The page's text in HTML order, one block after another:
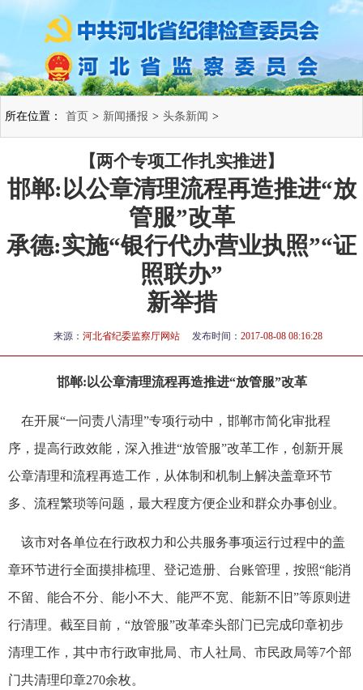
所在位置： 首页 > 新闻播报 > 头条新闻 >
【两个专项工作扎实推进】
邯郸:以公章清理流程再造推进“放
管服”改革
承德:实施“银行代办营业执照”“证
照联办”
新举措
来源： 河北省纪委监察厅网站 发布时间： 2017-08-08 08:16:28
邯郸:以公章清理流程再造推进“放管服”改革
在开展“一问责八清理”专项行动中，邯郸市简化审批程
序，提高行政效能，深入推进“放管服”改革工作，创新开展
公章清理和流程再造工作，从体制和机制上解决盖章环节
多、流程繁琐等问题，最大程度方便企业和群众办事创业。
该市对各单位在行政权力和公共服务事项运行过程中的盖
章环节进行全面摸排梳理、登记造册、台账管理，按照“能消
不留、能合不分、能小不大、能严不宽、能新不旧”等原则进
行清理。截至目前，“放管服”改革牵头部门已完成印章初步
清理工作，其中市行政审批局、市人社局、市民政局等7个部
门共清理印章270余枚。